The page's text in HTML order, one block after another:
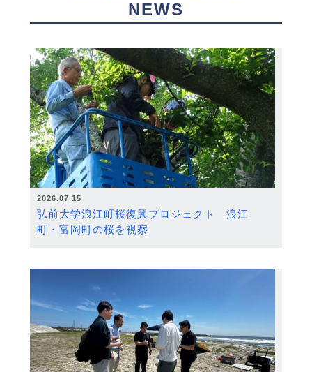
NEWS
2026.07.15
弘前大学浪江町桜復興プロジェクト 浪江
町・富岡町の桜を視察